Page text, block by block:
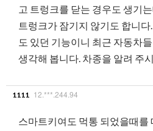
고 트렁크를 닫는 경우도 생기
트렁크가 잠기지 않기도 합니
도 있던 기능이니 최근 자동차
생각해 봅니다. 차종을 알려 주
1111 12.***.244.94
스마트키여도 먹통 되었을때를